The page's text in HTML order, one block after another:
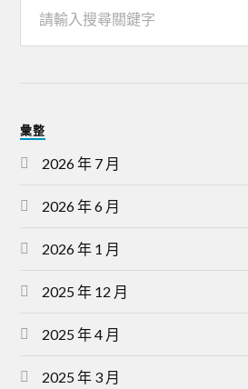
彙整
2026 年 7 月
2026 年 6 月
2026 年 1 月
2025 年 12 月
2025 年 4 月
2025 年 3 月